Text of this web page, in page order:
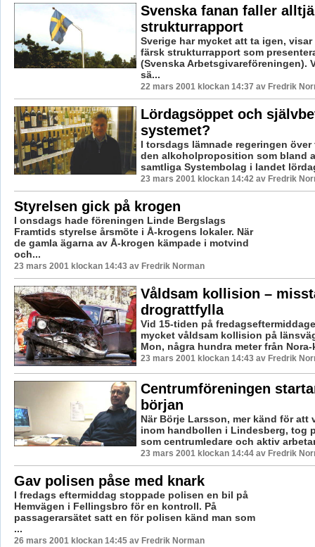
Svenska fanan faller
strukturrapport
Sverige har mycket att ta igen, visar
färsk strukturrapport som
(Svenska Arbetsgivareföreningen).
sä...
22 mars 2001 klockan 14:37 av Fredrik
Lördagsöppet och
systemet?
I torsdags lämnade regeringen
den alkoholproposition som bland
samtliga Systembolag i landet
23 mars 2001 klockan 14:42 av Fredrik
Styrelsen gick på krogen
I onsdags hade föreningen Linde Bergslags
Framtids styrelse årsmöte i Å-krogens lokaler. När
de gamla ägarna av Å-krogen kämpade i motvind
och...
23 mars 2001 klockan 14:43 av Fredrik Norman
Våldsam kollision –
drograttfylla
Vid 15-tiden på
mycket våldsam kollision på
Mon, några hundra meter från
23 mars 2001 klockan 14:43 av Fredrik
Centrumföreningen
början
När Börje Larsson, mer känd för att
inom handbollen i Lindesberg, tog
som centrumledare och aktiv
23 mars 2001 klockan 14:44 av Fredrik
Gav polisen påse med knark
I fredags eftermiddag stoppade polisen en bil på
Hemvägen i Fellingsbro för en kontroll. På
passagerarsätet satt en för polisen känd man som
...
26 mars 2001 klockan 14:45 av Fredrik Norman